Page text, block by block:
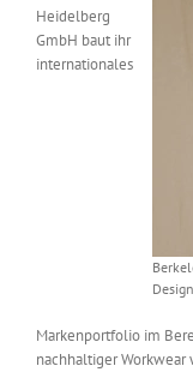
Messen & Events
Product Guide
Heidelberg
GmbH baut ihr
internationales
Markenportfolio im
nachhaltiger Workwear